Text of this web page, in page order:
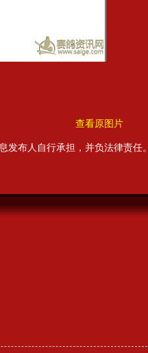
查看原图片
布人自行承担，并负法律责任。